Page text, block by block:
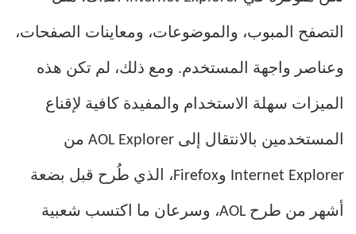
التصفح المبوب، والموضوعات، ومعاينات الصفحات،
وعناصر واجهة المستخدم. ومع ذلك، لم تكن هذه
الميزات سهلة الاستخدام والمفيدة كافية لإقناع
المستخدمين بالانتقال إلى AOL Explorer من
Internet Explorer وFirefox، الذي طُرح قبل بضعة
أشهر من طرح AOL، وسرعان ما اكتسب شعبية